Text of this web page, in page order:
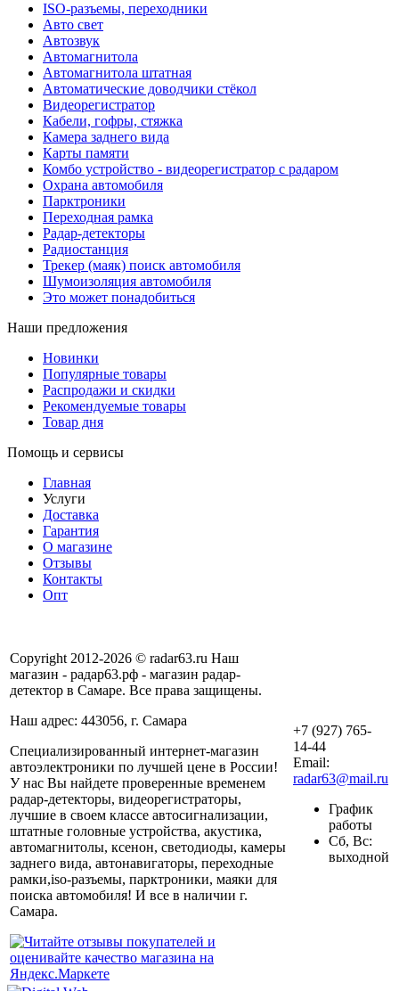
ISO-разъемы, переходники
Авто свет
Автозвук
Автомагнитола
Автомагнитола штатная
Автоматические доводчики стёкол
Видеорегистратор
Кабели, гофры, стяжка
Камера заднего вида
Карты памяти
Комбо устройство - видеорегистратор с радаром
Охрана автомобиля
Парктроники
Переходная рамка
Радар-детекторы
Радиостанция
Трекер (маяк) поиск автомобиля
Шумоизоляция автомобиля
Это может понадобиться
Наши предложения
Новинки
Популярные товары
Распродажи и скидки
Рекомендуемые товары
Товар дня
Помощь и сервисы
Главная
Услуги
Доставка
Гарантия
О магазине
Отзывы
Контакты
Опт
Copyright 2012-2026 © radar63.ru Наш
магазин - радар63.рф - магазин радар-
детектор в Самаре. Все права защищены.
Наш адрес: 443056, г. Самара
Специализированный интернет-магазин
автоэлектроники по лучшей цене в России!
У нас Вы найдете проверенные временем
радар-детекторы, видеорегистраторы,
лучшие в своем классе автосигнализации,
штатные головные устройства, акустика,
автомагнитолы, ксенон, светодиоды, камеры
заднего вида, автонавигаторы, переходные
рамки,iso-разъемы, парктроники, маяки для
поиска автомобиля! И все в наличии г.
Самара.
+7 (927) 765-
14-44
Email:
radar63@mail.ru
График
работы
Сб, Вс:
выходной